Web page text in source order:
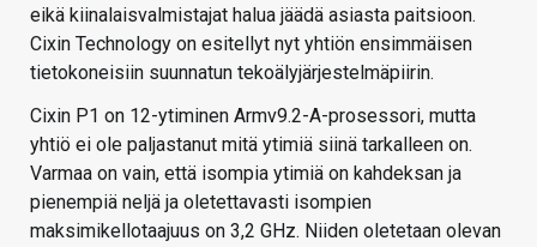
eikä kiinalaisvalmistajat halua jäädä asiasta paitsioon.
Cixin Technology on esitellyt nyt yhtiön ensimmäisen
tietokoneisiin suunnatun tekoälyjärjestelmäpiirin.
Cixin P1 on 12-ytiminen Armv9.2-A-prosessori, mutta
yhtiö ei ole paljastanut mitä ytimiä siinä tarkalleen on.
Varmaa on vain, että isompia ytimiä on kahdeksan ja
pienempiä neljä ja oletettavasti isompien
maksimikellotaajuus on 3,2 GHz. Niiden oletetaan olevan